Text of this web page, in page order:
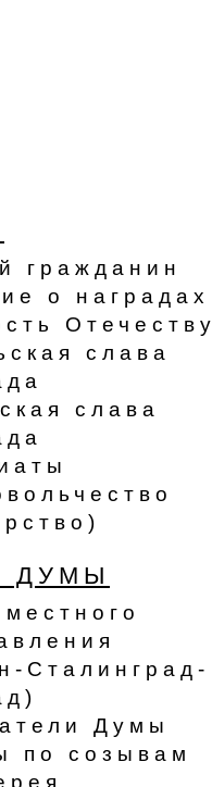
гражданин
о наградах
Отечеству
слава
слава
ДУМЫ
Сталинград-
Думы
по созывам